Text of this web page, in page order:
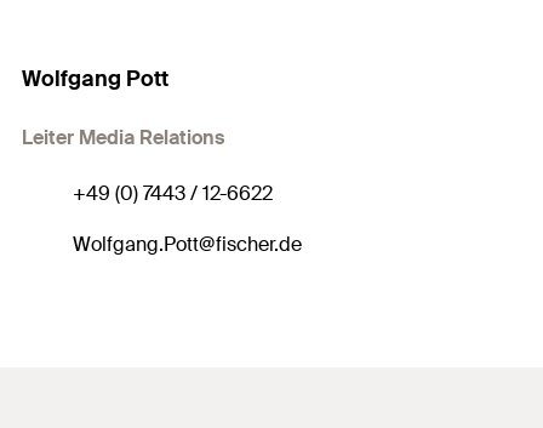
Wolfgang Pott
Leiter Media Relations
+49 (0) 7443 / 12-6622
Wolfgang.Pott@fischer.de